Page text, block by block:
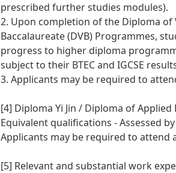
prescribed further studies modules).
2. Upon completion of the Diploma of
Baccalaureate (DVB) Programmes,
progress to higher diploma
subject to their BTEC and IGCSE
3. Applicants may be required to
[4] Diploma Yi Jin / Diploma of Applied
Equivalent qualifications - Assessed
Applicants may be required to attend
[5] Relevant and substantial work